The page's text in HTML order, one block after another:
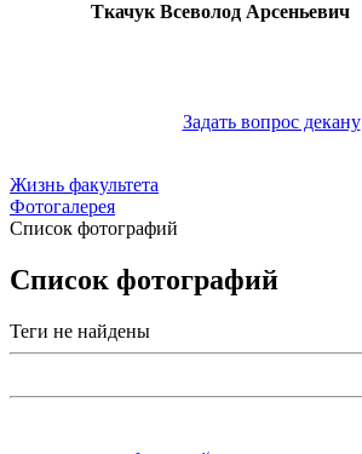
Ткачук Всеволод Арсеньевич
Задать вопрос декану
Жизнь факультета
Фотогалерея
Список фотографий
Список фотографий
Теги не найдены